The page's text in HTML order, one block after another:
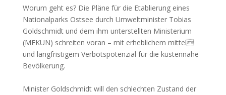
Worum geht es? Die Pläne für die Etablierung eines
Nationalparks Ostsee durch Umweltminister Tobias
Goldschmidt und dem ihm unterstellten Ministerium
(MEKUN) schreiten voran – mit erheblichem mittel
und langfristigem Verbotspotenzial für die küstennahe
Bevölkerung.
Minister Goldschmidt will den schlechten Zustand der